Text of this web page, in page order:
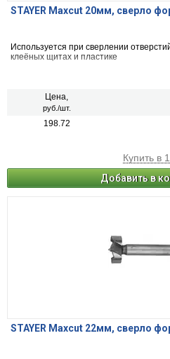
STAYER Maxcut 20мм, сверло
Используется при сверлении
клеёных щитах и пластике
Цена,
руб./шт.
198.72
Купить в
Добавить в
STAYER Maxcut 22мм, сверло